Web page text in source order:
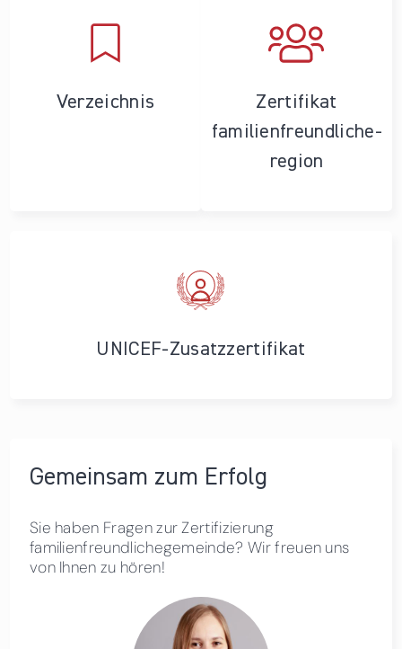
Verzeichnis
Zertifikat
familienfreundliche­
region
UNICEF-Zusatzzertifikat
Gemeinsam zum Erfolg
Sie haben Fragen zur Zertifizierung
familienfreundlichegemeinde? Wir freuen uns
von Ihnen zu hören!